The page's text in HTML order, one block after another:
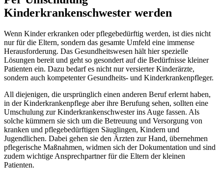
Kinderkrankenschwester werden
Wenn Kinder erkranken oder pflegebedürftig werden, ist dies nicht
nur für die Eltern, sondern das gesamte Umfeld eine immense
Herausforderung. Das Gesundheitswesen hält hier spezielle
Lösungen bereit und geht so gesondert auf die Bedürfnisse kleiner
Patienten ein. Dazu bedarf es nicht nur versierter Kinderärzte,
sondern auch kompetenter Gesundheits- und Kinderkrankenpfleger.
All diejenigen, die ursprünglich einen anderen Beruf erlernt haben,
in der Kinderkrankenpflege aber ihre Berufung sehen, sollten eine
Umschulung zur Kinderkrankenschwester ins Auge fassen. Als
solche kümmern sie sich um die Betreuung und Versorgung von
kranken und pflegebedürftigen Säuglingen, Kindern und
Jugendlichen. Dabei gehen sie den Ärzten zur Hand, übernehmen
pflegerische Maßnahmen, widmen sich der Dokumentation und sind
zudem wichtige Ansprechpartner für die Eltern der kleinen
Patienten.